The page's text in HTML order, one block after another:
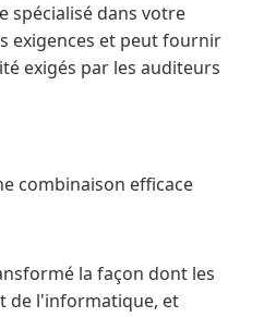
spécialisé dans votre
exigences et peut fournir
exigés par les auditeurs
combinaison efficace
la façon dont les
de l'informatique, et